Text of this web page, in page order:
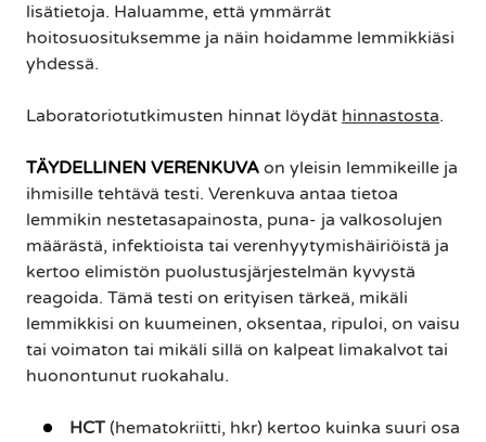
lisätietoja. Haluamme, että ymmärrät
hoitosuosituksemme ja näin hoidamme lemmikkiäsi
yhdessä.
Laboratoriotutkimusten hinnat löydät hinnastosta.
TÄYDELLINEN VERENKUVA on yleisin lemmikeille ja
ihmisille tehtävä testi. Verenkuva antaa tietoa
lemmikin nestetasapainosta, puna- ja valkosolujen
määrästä, infektioista tai verenhyytymishäiriöistä ja
kertoo elimistön puolustusjärjestelmän kyvystä
reagoida. Tämä testi on erityisen tärkeä, mikäli
lemmikkisi on kuumeinen, oksentaa, ripuloi, on vaisu
tai voimaton tai mikäli sillä on kalpeat limakalvot tai
huonontunut ruokahalu.
HCT(hematokriitti, hkr) kertoo kuinka suuri osa